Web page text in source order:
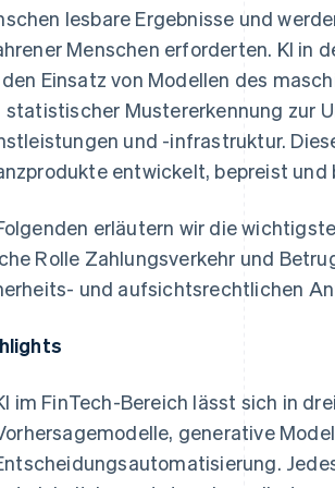
lesbare Ergebnisse und
Menschen erforderten. KI in
Einsatz von Modellen des
statistischer Mustererkennung zur
und -infrastruktur.
entwickelt, bepreist
erläutern wir die
Rolle Zahlungsverkehr und
und aufsichtsrechtlichen
im FinTech-Bereich lässt sich in
generative